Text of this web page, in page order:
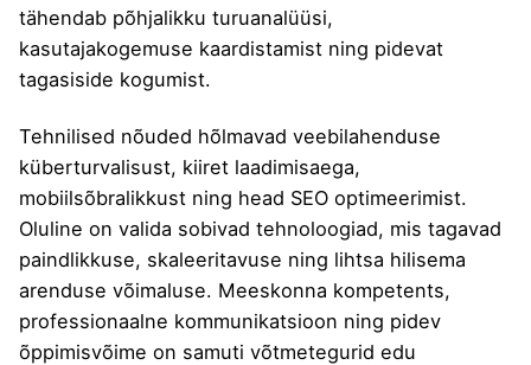
tähendab põhjalikku turuanalüüsi,
kasutajakogemuse kaardistamist ning pidevat
tagasiside kogumist.
Tehnilised nõuded hõlmavad veebilahenduse
küberturvalisust, kiiret laadimisaega,
mobiilsõbralikkust ning head SEO optimeerimist.
Oluline on valida sobivad tehnoloogiad, mis tagavad
paindlikkuse, skaleeritavuse ning lihtsa hilisema
arenduse võimaluse. Meeskonna kompetents,
professionaalne kommunikatsioon ning pidev
õppimisvõime on samuti võtmetegurid edu